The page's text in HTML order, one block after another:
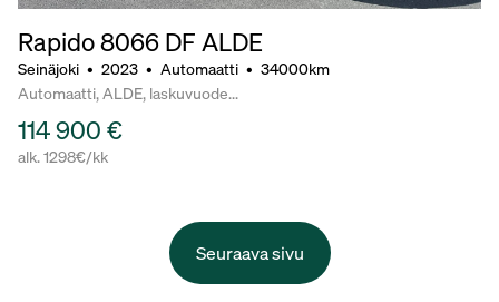
Rapido 8066 DF ALDE
Seinäjoki • 2023 • Automaatti • 34000km
Automaatti, ALDE, laskuvuode...
114 900 €
alk. 1298€/kk
Seuraava sivu